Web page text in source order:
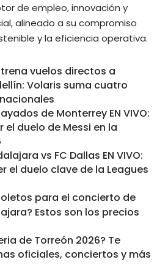
de empleo, innovación y
alineado a su compromiso
y la eficiencia operativa.
vuelos directos a
Volaris suma cuatro
de Monterrey EN VIVO:
el duelo de Messi en la
vs FC Dallas EN VIVO:
el duelo clave de la Leagues
para el concierto de
Estos son los precios
de Torreón 2026? Te
oficiales, conciertos y más